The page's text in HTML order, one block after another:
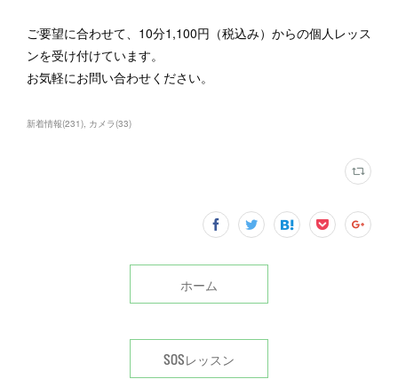
ご要望に合わせて、10分1,100円（税込み）からの個人レッス
ンを受け付けています。
お気軽にお問い合わせください。
新着情報(231) カメラ(33)
ホーム
SOSレッスン